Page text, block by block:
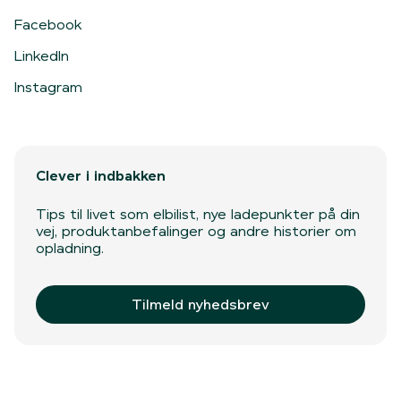
Facebook
LinkedIn
Instagram
Clever i indbakken
Tips til livet som elbilist, nye ladepunkter på din
vej, produktanbefalinger og andre historier om
opladning.
Tilmeld nyhedsbrev